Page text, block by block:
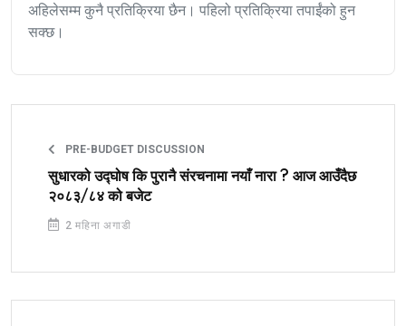
अहिलेसम्म कुनै प्रतिक्रिया छैन। पहिलो प्रतिक्रिया तपाईंको हुन
सक्छ।
PRE-BUDGET DISCUSSION
सुधारको उद्घोष कि पुरानै संरचनामा नयाँ नारा ? आज आउँदैछ
२०८३/८४ को बजेट
2 महिना अगाडी